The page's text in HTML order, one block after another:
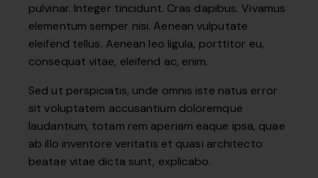
pulvinar. Integer tincidunt. Cras dapibus. Vivamus
elementum semper nisi. Aenean vulputate
eleifend tellus. Aenean leo ligula, porttitor eu,
consequat vitae, eleifend ac, enim.
Sed ut perspiciatis, unde omnis iste natus error
sit voluptatem accusantium doloremque
laudantium, totam rem aperiam eaque ipsa, quae
ab illo inventore veritatis et quasi architecto
beatae vitae dicta sunt, explicabo.